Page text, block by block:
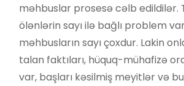
məhbuslar prosesə cəlb edildilər.
ölənlərin sayı ilə bağlı problem
məhbusların sayı çoxdur. Lakin
talan faktıları, hüquq-mühafizə
var, başları kəsilmiş meyitlər və